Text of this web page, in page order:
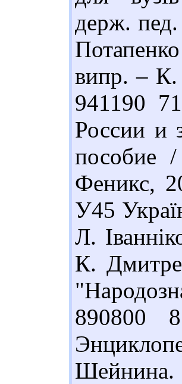
держ.
випр. – К.
941190
России и
Феникс,
У45
Л.
К.
890800